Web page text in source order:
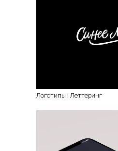
Логотипы | Леттеринг